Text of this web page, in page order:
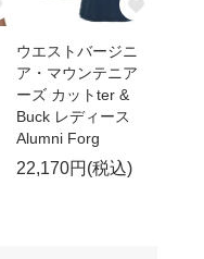
ウエストバージニ
ア・マウンテニア
ーズ カットter &
Buck レディース
Alumni Forg
22,170円(税込)